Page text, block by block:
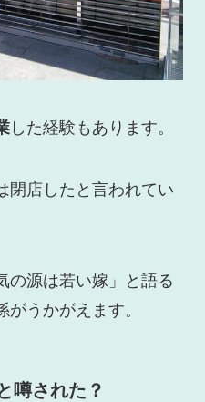
した経験もあります。
閉店したと言われてい
の源は若い嫁」と語る
うかがえます。
噂された？